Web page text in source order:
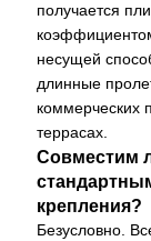
получается
несущей
длинные
коммерческих
террасах.
Совместим
крепления?
Безусловно.